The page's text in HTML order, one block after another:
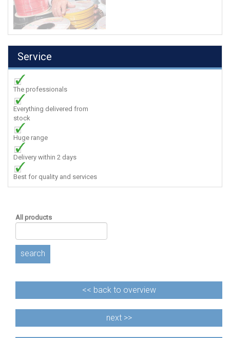
Service
The professionals
Everything delivered from
stock
Huge range
Delivery within 2 days
Best for quality and services
All products
search
<< back to overview
next >>